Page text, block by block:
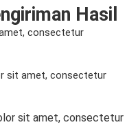
Hasil
consectetur
sit amet, consectetur
sit amet, consectetur